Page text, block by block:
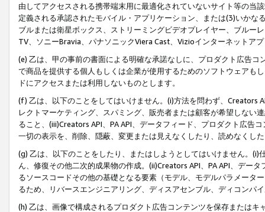
由してアクセスされる携帯端末用に最適化されていないサイト等の当
定義される承認されたモバイル・アプリケーション、または(3)いか
ブルまたは衛星ボックス、ストリーミングビデオプレイヤー、ブルー
TV、ソニーBravia、パナソニックViera Cast、Vizioインターネットア
(e) 乙は、甲の事前の書面による明確な承諾なしに、プロダクト広告
で商品を提供する個人もしくは企業が使用するためのソフトウェアも
ドにアクセスまたは利用しないものとします。
(f) 乙は、以下のことをしてはいけません。(i)方法を問わず、Creators
レクトマーケティング、スパミング、販売者または顧客が希望しない
ること、(iii)Creators API、PA API、データフィード、プロダクト広告
一切の表示を、削除、隠蔽、変更または見えなくしたり、読めなくし
(g) 乙は、以下のことをしたり、またはしようとしてはいけません。
ん、修復その他二次的成果物の作成。(ii)Creators API、PA API、デー
るソースコードその他の基礎となる要素（モデル、モデルパラメータ
るため、リバースエンジニアリング、ディスアセンブル、ディコンパ
(h) 乙は、画像で構成されるプロダクト広告コンテンツを保存または